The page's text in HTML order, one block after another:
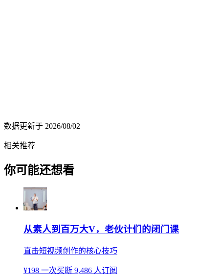
数据更新于 2026/08/02
相关推荐
你可能还想看
从素人到百万大V，老伙计们的闭门课
直击短视频创作的核心技巧
¥198 一次买断 9,486 人订阅